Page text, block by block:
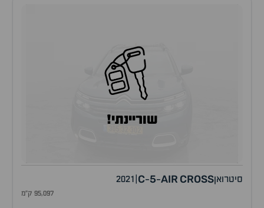
שוריינתי!
סיטרואן C-5-AIR CROSS
2021
95,097 ק"מ